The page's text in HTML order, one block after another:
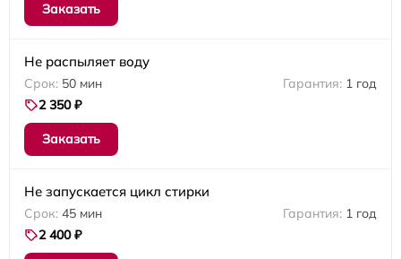
Заказать
Не распыляет воду
50 мин
1 год
2 350 ₽
Заказать
Не запускается цикл стирки
45 мин
1 год
2 400 ₽